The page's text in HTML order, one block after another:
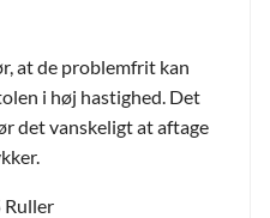
at de problemfrit kan
i høj hastighed. Det
det vanskeligt at aftage
Ruller